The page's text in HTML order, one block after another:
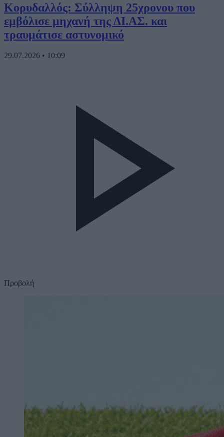
Κορυδαλλός: Σύλληψη 25χρονου που
εμβόλισε μηχανή της ΔΙ.ΑΣ. και
τραυμάτισε αστυνομικό
29.07.2026 • 10:09
Προβολή